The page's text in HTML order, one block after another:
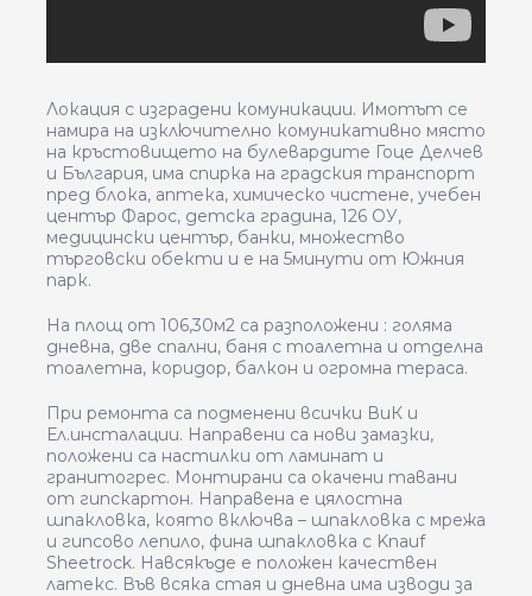
Локация с изградени комуникации. Имотът се
намира на изключително комуникативно място
на кръстовището на булевардите Гоце Делчев
и България, има спирка на градския транспорт
пред блока, аптека, химическо чистене, учебен
център Фарос, детска градина, 126 ОУ,
медицински център, банки, множество
търговски обекти и е на 5минути от Южния
парк.
На площ от 106,30м2 са разположени : голяма
дневна, две спални, баня с тоалетна и отделна
тоалетна, коридор, балкон и огромна тераса.
При ремонта са подменени всички ВиК и
Ел.инсталации. Направени са нови замазки,
положени са настилки от ламинат и
гранитогрес. Монтирани са окачени тавани
от гипскартон. Направена е цялостна
шпакловка, която включва – шпакловка с мрежа
и гипсово лепило, фина шпакловка с Knauf
Sheetrock. Навсякъде е положен качествен
латекс. Във всяка стая и дневна има изводи за